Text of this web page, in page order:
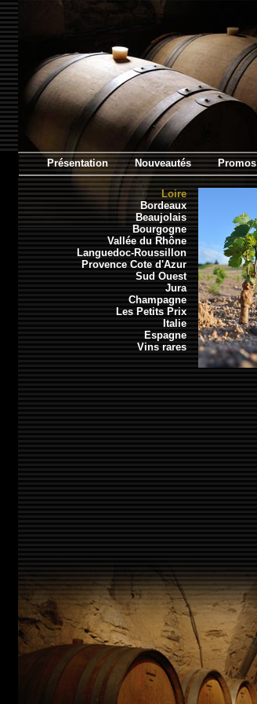
Présentation Nouveautés Promos
Loire
Bordeaux
Beaujolais
Bourgogne
Vallée du Rhône
Languedoc-Roussillon
Provence Cote d'Azur
Sud Ouest
Jura
Champagne
Les Petits Prix
Italie
Espagne
Vins rares